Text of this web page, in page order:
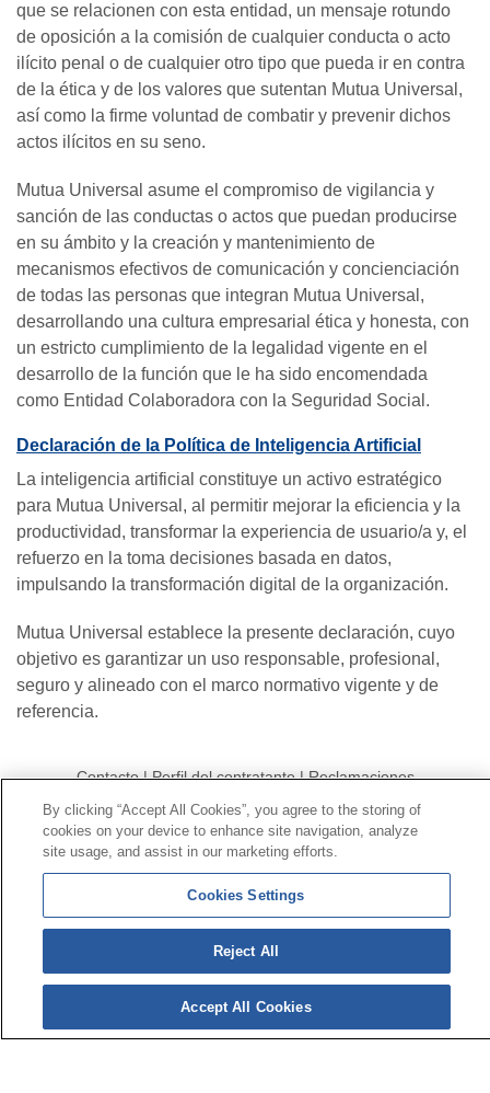
que se relacionen con esta entidad, un mensaje rotundo
de oposición a la comisión de cualquier conducta o acto
ilícito penal o de cualquier otro tipo que pueda ir en contra
de la ética y de los valores que sutentan Mutua Universal,
así como la firme voluntad de combatir y prevenir dichos
actos ilícitos en su seno.
Mutua Universal asume el compromiso de vigilancia y
sanción de las conductas o actos que puedan producirse
en su ámbito y la creación y mantenimiento de
mecanismos efectivos de comunicación y concienciación
de todas las personas que integran Mutua Universal,
desarrollando una cultura empresarial ética y honesta, con
un estricto cumplimiento de la legalidad vigente en el
desarrollo de la función que le ha sido encomendada
como Entidad Colaboradora con la Seguridad Social.
Declaración de la Política de Inteligencia Artificial
La inteligencia artificial constituye un activo estratégico
para Mutua Universal, al permitir mejorar la eficiencia y la
productividad, transformar la experiencia de usuario/a y, el
refuerzo en la toma decisiones basada en datos,
impulsando la transformación digital de la organización.
Mutua Universal establece la presente declaración, cuyo
objetivo es garantizar un uso responsable, profesional,
seguro y alineado con el marco normativo vigente y de
referencia.
Contacto|Perfil del contratante|Reclamaciones
Línea Universal 900 203 203 |Zona Privada Comisión de
Prestaciones Especiales|Zona Privada Proveedor
Sanitario
© Mutua Universal 2026 | Mapa del sitio | Aviso legal
Política de Protección de Datos
By clicking “Accept All Cookies”, you agree to the storing of
cookies on your device to enhance site navigation, analyze
site usage, and assist in our marketing efforts.
Cookies Settings
Reject All
Accept All Cookies